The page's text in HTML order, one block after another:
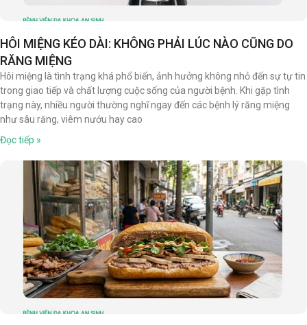
HÔI MIỆNG KÉO DÀI: KHÔNG PHẢI LÚC NÀO CŨNG DO
RĂNG MIỆNG
Hôi miệng là tình trạng khá phổ biến, ảnh hưởng không nhỏ đến sự tự tin
trong giao tiếp và chất lượng cuộc sống của người bệnh. Khi gặp tình
trạng này, nhiều người thường nghĩ ngay đến các bệnh lý răng miệng
như sâu răng, viêm nướu hay cao
Đọc tiếp »